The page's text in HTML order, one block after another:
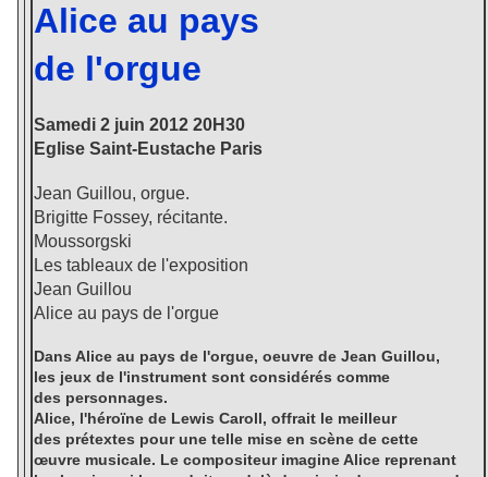
Alice au pays
de l'orgue
Samedi 2 juin 2012 20H30
Eglise Saint-Eustache Paris
Jean Guillou, orgue.
Brigitte Fossey, récitante.
Moussorgski
Les tableaux de l'exposition
Jean Guillou
Alice au pays de l'orgue
Dans Alice au pays de l'orgue, oeuvre de Jean Guillou,
les jeux de l'instrument sont considérés comme
des personnages.
Alice, l'héroïne de Lewis Caroll, offrait le meilleur
des prétextes pour une telle mise en scène de cette
œuvre musicale. Le compositeur imagine Alice reprenant